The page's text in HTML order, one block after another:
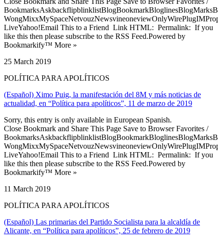
LiveYahoo!Email This to a Friend Link HTML: Permalink: If you
like this then please subscribe to the RSS Feed.Powered by
Bookmarkify™ More »
25 March 2019
POLÍTICA PARA APOLÍTICOS
(Español) Ximo Puig, la manifestación del 8M y más noticias de
actualidad, en “Política para apolíticos”, 11 de marzo de 2019
Sorry, this entry is only available in European Spanish.
Close Bookmark and Share This Page Save to Browser Favorites /
LiveYahoo!Email This to a Friend Link HTML: Permalink: If you
like this then please subscribe to the RSS Feed.Powered by
Bookmarkify™ More »
11 March 2019
POLÍTICA PARA APOLÍTICOS
(Español) Las primarias del Partido Socialista para la alcaldía de
Alicante, en “Política para apolíticos”, 25 de febrero de 2019